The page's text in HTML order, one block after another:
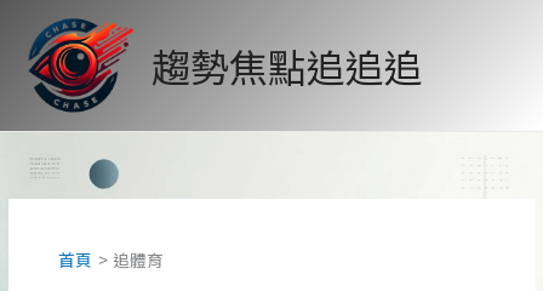
內
趨勢焦點追追追
首頁 追體育